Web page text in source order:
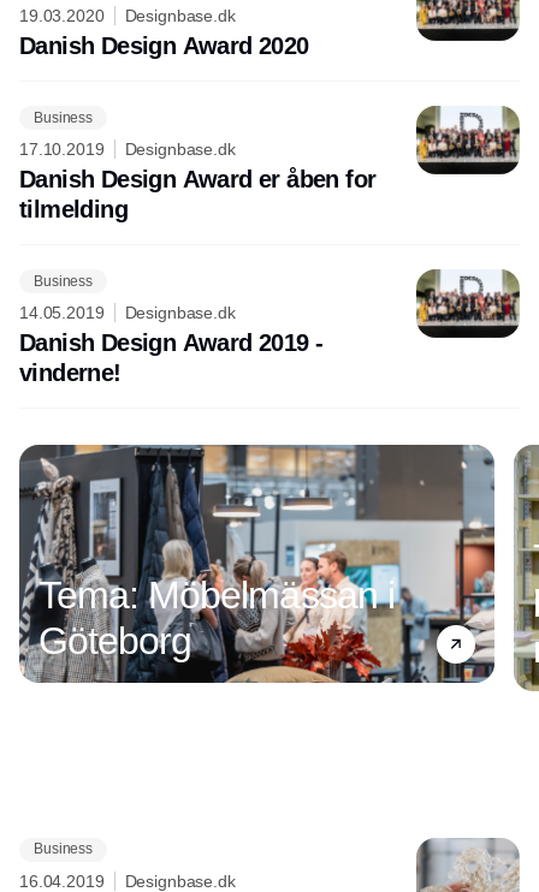
19.03.2020 Designbase.dk
Danish Design Award 2020
Business
17.10.2019 Designbase.dk
Danish Design Award er åben for
tilmelding
Business
14.05.2019 Designbase.dk
Danish Design Award 2019 -
vinderne!
Tema: Möbelmässan i
Göteborg
Business
16.04.2019 Designbase.dk